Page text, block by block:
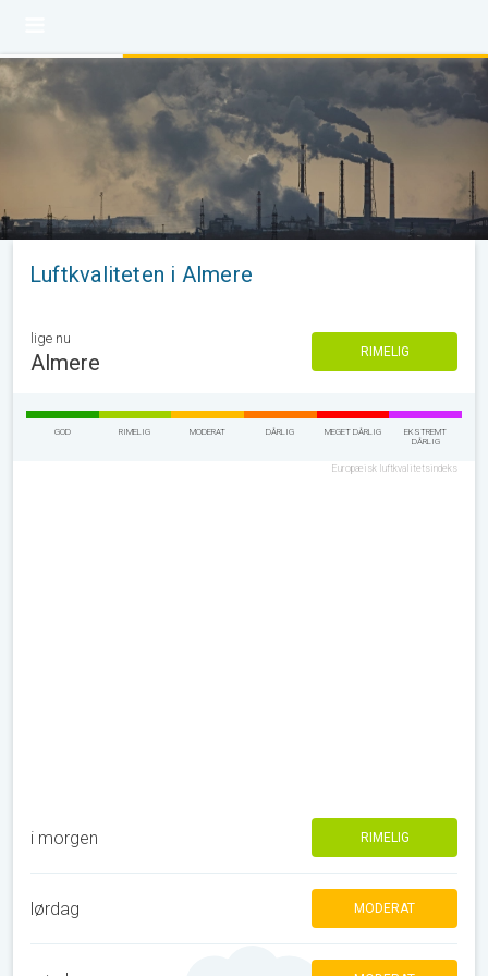
Luftkvaliteten i Almere
lige nu
Almere RIMELIG
GOD RIMELIG MODERAT DÅRLIG MEGET DÅRLIG
EKSTREMT
DÅRLIG
Europæisk luftkvalitetsindeks
i morgen RIMELIG
lørdag MODERAT